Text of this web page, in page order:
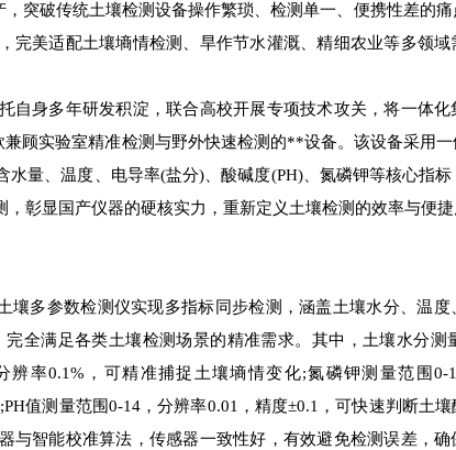
突破传统土壤检测设备操作繁琐、检测单一、便携性差的
完美适配土壤墒情检测、旱作节水灌溉、精细农业等多领域
身多年研发积淀，联合高校开展专项技术攻关，将一体化
顾实验室精准检测与野外快速检测的**设备。该设备采用
量、温度、电导率(盐分)、酸碱度(PH)、氮磷钾等核心指标
彰显国产仪器的硬核实力，重新定义土壤检测的效率与便捷
多参数检测仪实现多指标同步检测，涵盖土壤水分、温度
全满足各类土壤检测场景的精准需求。其中，土壤水分测
辨率0.1%，可精准捕捉土壤墒情变化;氮磷钾测量范围0-
值测量范围0-14，分辨率0.01，精度±0.1，可快速判断土
与智能校准算法，传感器一致性好，有效避免检测误差，